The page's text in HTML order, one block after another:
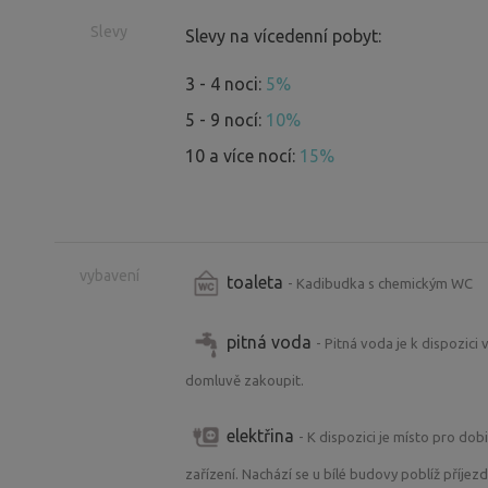
Hluboká nad
Rozhledna Kleť...................................26km
České
Borovany..............................................8km-
Svatá
Buškův Hamr.......................................5km
Slevy Slevy na vícedenní pobyt:
3 - 4 noci: 5%
5 - 9 nocí: 10%
10 a více nocí: 15%
vybavení toaleta - Kadibudka s chemickým WC
pitná voda - Pitná voda je k dispozici
domluvě zakoupit.
elektřina - K dispozici je místo pro
zařízení. Nachází se u bílé budovy poblíž